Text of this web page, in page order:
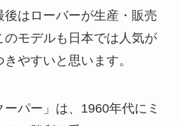
後はローバーが生産・販売
のモデルも日本では人気が
やすいと思います。
パー」は、1960年代にミ